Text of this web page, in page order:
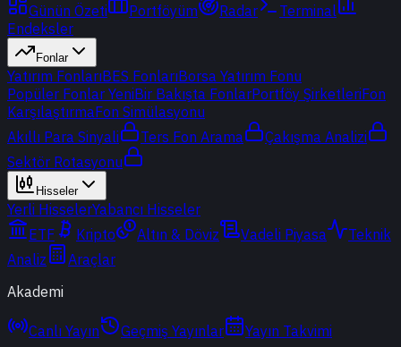
Günün Özeti Portföyüm Radar
Terminal
Endeksler
Fonlar
Yatırım FonlarıBES FonlarıBorsa Yatırım Fonu
Popüler Fonlar YeniBir Bakışta FonlarPortföy ŞirketleriFon
KarşılaştırmaFon Simülasyonu
Akıllı Para Sinyali
Ters Fon Arama
Çakışma Analizi
Sektör Rotasyonu
Hisseler
Yerli HisselerYabancı Hisseler
ETF
Kripto Altın & Döviz Vadeli Piyasa
Teknik
Analiz
Araçlar
Akademi
Canlı Yayın Geçmiş Yayınlar
Yayın Takvimi